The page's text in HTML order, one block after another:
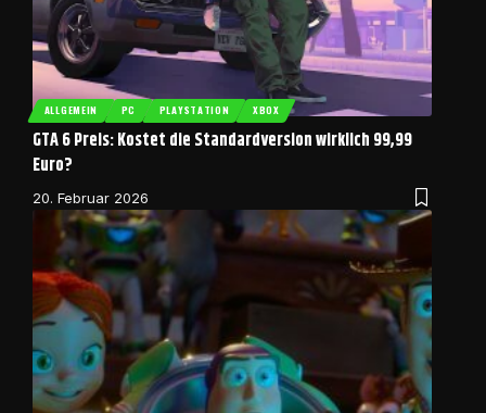
ALLGEMEIN PC PLAYSTATION XBOX
GTA 6 Preis: Kostet die Standardversion wirklich 99,99
Euro?
20. Februar 2026